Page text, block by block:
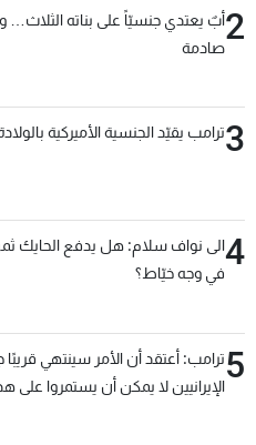
2أبٌ يعتدي جنسيّاً على بناته الثلاث…
صادمة
3ترامب يقيّد الجنسية الأميركية
4الى نواف سلام: هل يدفع الحايك
في وجه خيّاط؟
5ترامب: أعتقد أن الأمر سينتهي قريبًا
الإيرانيين لا يمكن أن يستمروا على